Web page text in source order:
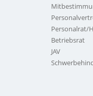
Personalrat/
Betriebsrat
JAV